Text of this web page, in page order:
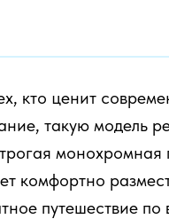
кто ценит
такую модель
комфортно
путешествие